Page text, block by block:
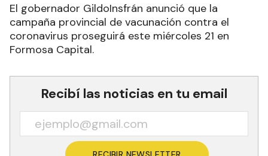
El gobernador GildoInsfrán anunció que la
campaña provincial de vacunación contra el
coronavirus proseguirá este miércoles 21 en
Formosa Capital.
Recibí las noticias en tu email